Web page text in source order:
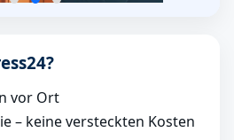
vor Ort
– keine versteckten Kosten